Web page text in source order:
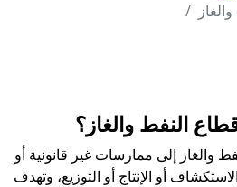
النفط والغاز؟
والغاز إلى ممارسات غير قانونية أو
أو الإنتاج أو التوزيع، وتهدف